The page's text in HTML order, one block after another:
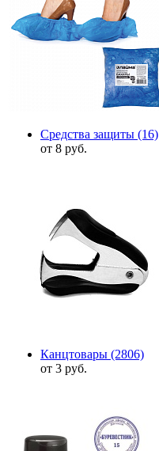
Средства защиты (16)
от 8 руб.
Канцтовары (2806)
от 3 руб.